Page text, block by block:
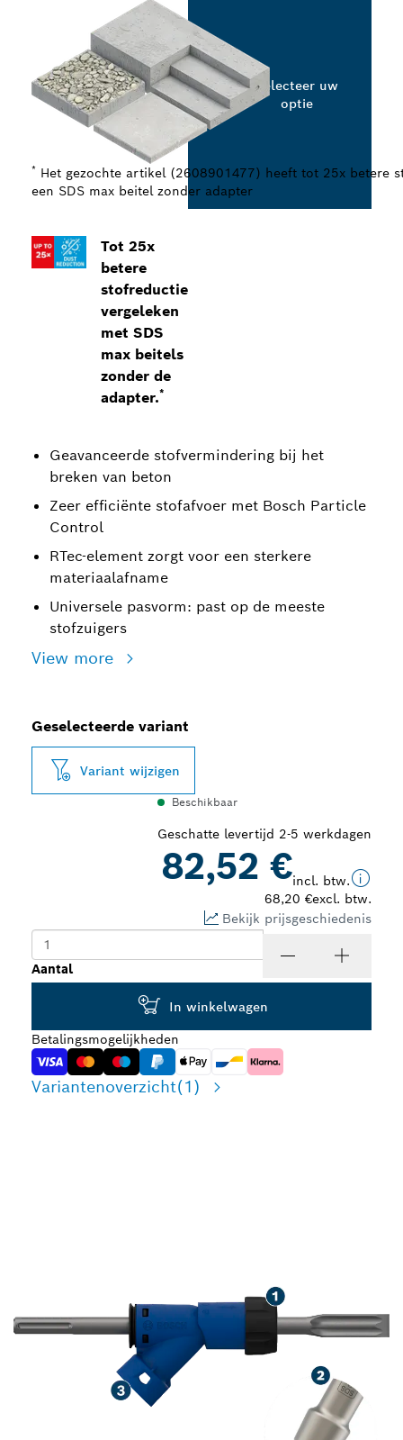
Tot 25x
betere
stofreductie
vergeleken
met SDS
max beitels
zonder de
adapter.*
Geavanceerde stofvermindering bij het
breken van beton
Zeer efficiënte stofafvoer met Bosch Particle
Control
RTec-element zorgt voor een sterkere
materiaalafname
Universele pasvorm: past op de meeste
stofzuigers
View more
* Het gezochte artikel (2608901477) heeft tot 25x betere
een SDS max beitel zonder adapter
Selecteer uw
optie
Geselecteerde variant
Variant wijzigen
Beschikbaar
Geschatte levertijd 2-5 werkdagen
82,52 €incl. btw.
68,20 €excl. btw.
Bekijk prijsgeschiedenis
Aantal
In winkelwagen
Betalingsmogelijkheden
Variantenoverzicht(1)